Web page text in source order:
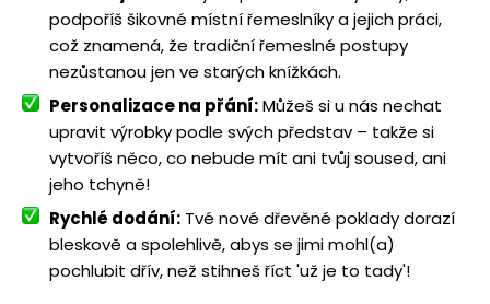
podpoříš šikovné místní řemeslníky a jejich práci,
což znamená, že tradiční řemeslné postupy
nezůstanou jen ve starých knížkách.
Personalizace na přání:Můžeš si u nás nechat
upravit výrobky podle svých představ – takže si
vytvoříš něco, co nebude mít ani tvůj soused, ani
jeho tchyně!
Rychlé dodání: Tvé nové dřevěné poklady dorazí
bleskově a spolehlivě, abys se jimi mohl(a)
pochlubit dřív, než stihneš říct 'už je to tady'!